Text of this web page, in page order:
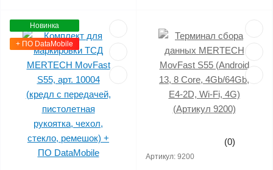
Новинка
+ ПО DataMobile
(0)
Артикул: 9200